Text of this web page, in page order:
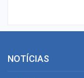
NOTÍCIAS